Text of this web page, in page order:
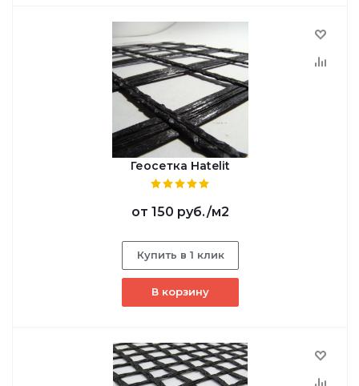
Геосетка Hatelit
от 150 руб./м2
Купить в 1 клик
В корзину